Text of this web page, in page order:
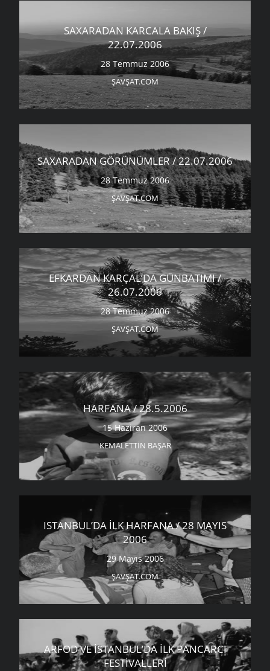
SAXARADAN KARCALA BAKIŞ /
22.07.2006
28 Temmuz 2006
ŞAVŞAT.COM
SAXARADAN GÖRÜNÜMLER / 22.07.2006
28 Temmuz 2006
ŞAVŞAT.COM
EFKARDAN KARÇAL’DA GÜNBATIMI /
26.07.2006
28 Temmuz 2006
ŞAVŞAT.COM
HARFANA / 28.5.2006
15 Haziran 2006
KEMALETTIN BAŞAR
ISTANBUL’DA İLK HARFANA / 28 MAYIS
2006
29 Mayıs 2006
ŞAVŞAT.COM
ARFOD VE İSTANBUL’DA İLK PANCARCI
FESTIVALLERI